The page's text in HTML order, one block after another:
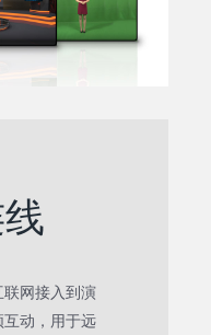
网接入到演
动，用于远